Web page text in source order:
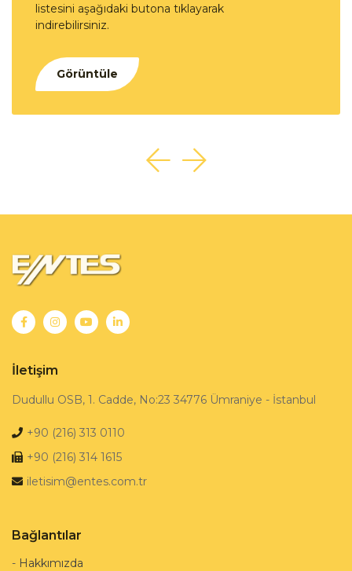
listesini aşağıdaki butona tıklayarak
indirebilirsiniz.
Görüntüle
İletişim
Dudullu OSB, 1. Cadde, No:23 34776 Ümraniye - İstanbul
+90 (216) 313 0110
+90 (216) 314 1615
iletisim@entes.com.tr
Bağlantılar
- Hakkımızda